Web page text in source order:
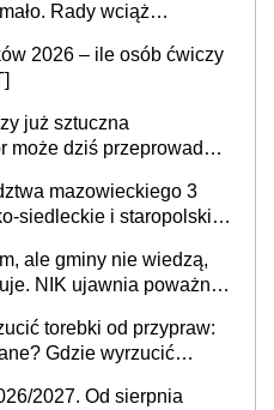
Rady wciąż
2026 – ile osób ćwiczy
już sztuczna
może dziś przeprowadzić
mazowieckiego 3
siedleckie i staropolskie.
ale gminy nie wiedzą,
NIK ujawnia poważną
torebki od przypraw:
Gdzie wyrzucić
2027. Od sierpnia